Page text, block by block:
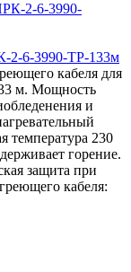
2-6-3990-ТР-133м
кабеля для
м. Мощность
и
температура 230
горение.
защита при
кабеля: